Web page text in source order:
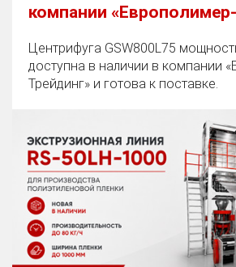
компании
Центрифуга GSW800L75
доступна в наличии в компании
Трейдинг» и готова к поставке.